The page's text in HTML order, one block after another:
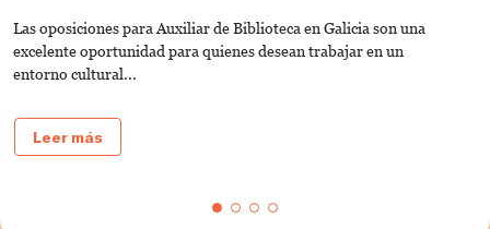
Las oposiciones para Auxiliar de Biblioteca en Galicia son una
excelente oportunidad para quienes desean trabajar en un
entorno cultural...
Leer más